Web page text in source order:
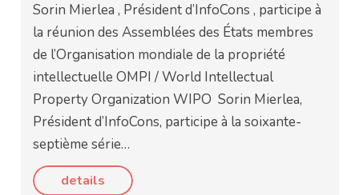
Sorin Mierlea , Président d’InfoCons , participe à
la réunion des Assemblées des États membres
de l’Organisation mondiale de la propriété
intellectuelle OMPI / World Intellectual
Property Organization WIPO Sorin Mierlea,
Président d’InfoCons, participe à la soixante-
septième série…
details